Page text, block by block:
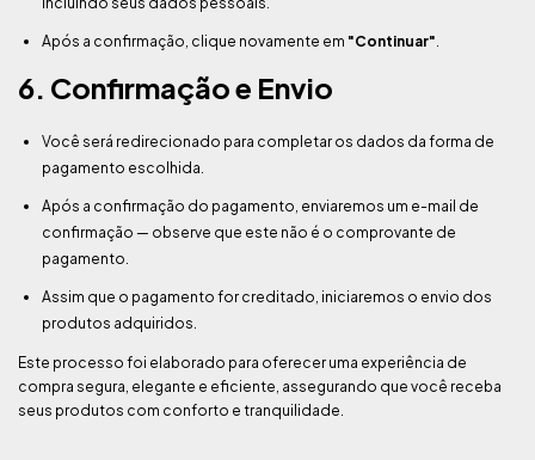
Após a confirmação, clique novamente em "Continuar"
6. Confirmação e Envio
Você será redirecionado para completar os dados da forma de
pagamento escolhida.
Após a confirmação do pagamento, enviaremos um e-mail de
confirmação — observe que este não é o comprovante de
pagamento.
Assim que o pagamento for creditado, iniciaremos o envio dos
produtos adquiridos.
Este processo foi elaborado para oferecer uma experiência de
compra segura, elegante e eficiente, assegurando que você receba
seus produtos com conforto e tranquilidade.